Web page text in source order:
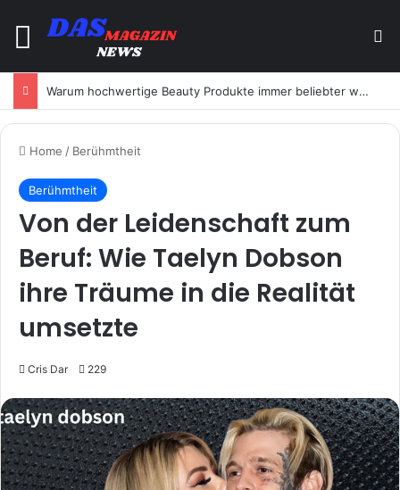
Menu
Warum hochwertige Beauty Produkte immer beliebter werden
Home / Berühmtheit
Berühmtheit
Von der Leidenschaft zum
Beruf: Wie Taelyn Dobson
ihre Träume in die Realität
umsetzte
Cris Dar 229